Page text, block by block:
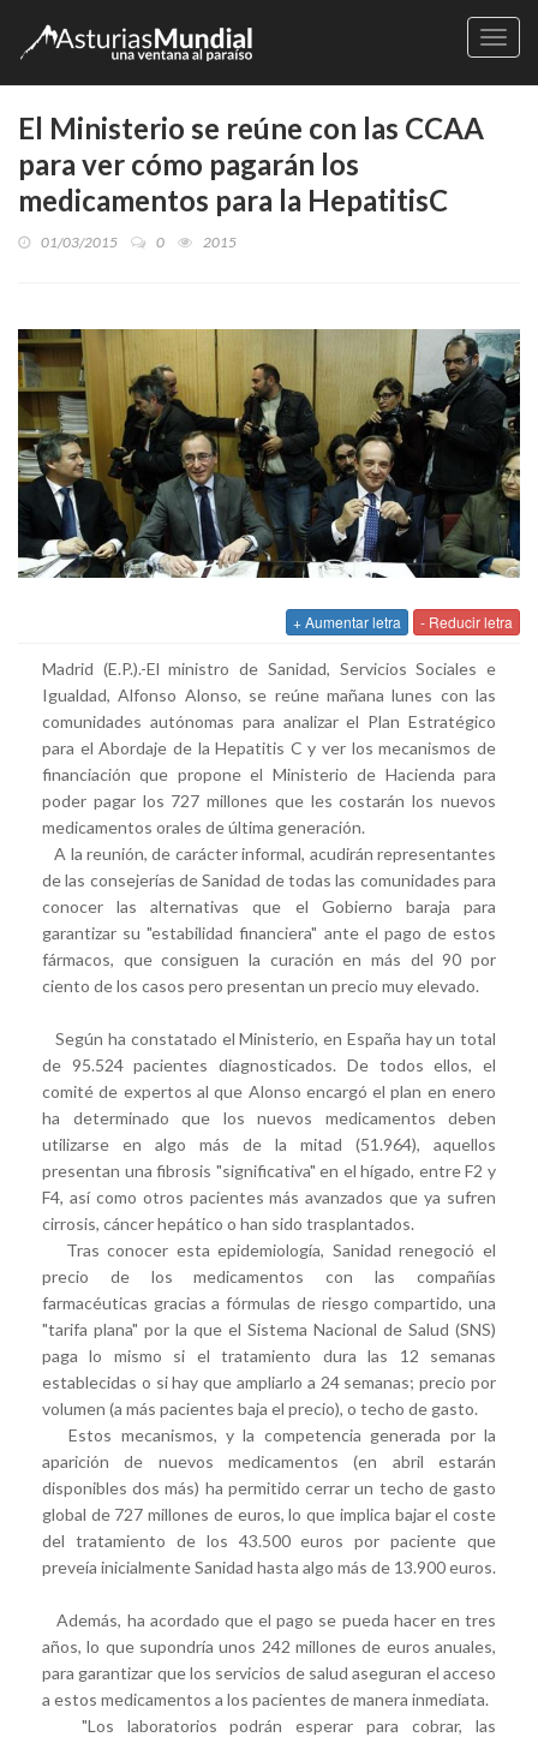
El Ministerio se reúne con las CCAA
para ver cómo pagarán los
medicamentos para la HepatitisC
01/03/2015 0 2015
+ Aumentar letra - Reducir letra
Madrid (E.P.).-El ministro de Sanidad, Servicios Sociales e
Igualdad, Alfonso Alonso, se reúne mañana lunes con las
comunidades autónomas para analizar el Plan Estratégico
para el Abordaje de la Hepatitis C y ver los mecanismos de
financiación que propone el Ministerio de Hacienda para
poder pagar los 727 millones que les costarán los nuevos
medicamentos orales de última generación.
A la reunión, de carácter informal, acudirán representantes
de las consejerías de Sanidad de todas las comunidades para
conocer las alternativas que el Gobierno baraja para
garantizar su "estabilidad financiera" ante el pago de estos
fármacos, que consiguen la curación en más del 90 por
ciento de los casos pero presentan un precio muy elevado.
Según ha constatado el Ministerio, en España hay un total
de 95.524 pacientes diagnosticados. De todos ellos, el
comité de expertos al que Alonso encargó el plan en enero
ha determinado que los nuevos medicamentos deben
utilizarse en algo más de la mitad (51.964), aquellos
presentan una fibrosis "significativa" en el hígado, entre F2 y
F4, así como otros pacientes más avanzados que ya sufren
cirrosis, cáncer hepático o han sido trasplantados.
Tras conocer esta epidemiología, Sanidad renegoció el
precio de los medicamentos con las compañías
farmacéuticas gracias a fórmulas de riesgo compartido, una
"tarifa plana" por la que el Sistema Nacional de Salud (SNS)
paga lo mismo si el tratamiento dura las 12 semanas
establecidas o si hay que ampliarlo a 24 semanas; precio por
volumen (a más pacientes baja el precio), o techo de gasto.
Estos mecanismos, y la competencia generada por la
aparición de nuevos medicamentos (en abril estarán
disponibles dos más) ha permitido cerrar un techo de gasto
global de 727 millones de euros, lo que implica bajar el coste
del tratamiento de los 43.500 euros por paciente que
preveía inicialmente Sanidad hasta algo más de 13.900 euros.
Además, ha acordado que el pago se pueda hacer en tres
años, lo que supondría unos 242 millones de euros anuales,
para garantizar que los servicios de salud aseguran el acceso
a estos medicamentos a los pacientes de manera inmediata.
"Los laboratorios podrán esperar para cobrar, las